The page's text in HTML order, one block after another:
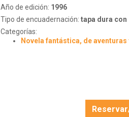
Año de edición: 1996
Tipo de encuadernación: tapa dura con
Categorías:
Novela fantástica, de aventuras